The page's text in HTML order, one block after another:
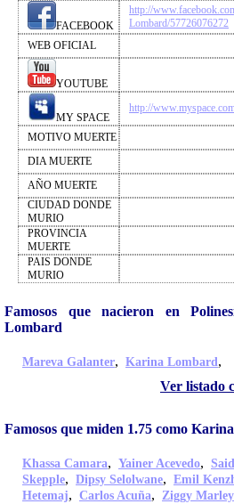
FACEBOOK
http://
Lombard/57726076272
WEB OFICIAL
YOUTUBE
MY SPACE
http://
MOTIVO MUERTE
DIA MUERTE
AÑO MUERTE
CIUDAD DONDE
MURIO
PROVINCIA
MUERTE
PAIS DONDE
MURIO
Famosos que nacieron en
Lombard
Mareva Galanter, Karina Lombard,
Ver listado
Famosos que miden 1.75 como
Khassa Camara, Yainer Acevedo,
Skepple, Dipsy Selolwane, Emil
Hetemaj, Carlos Acuña, Ziggy Marley